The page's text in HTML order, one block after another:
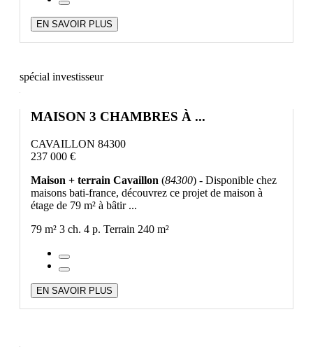
EN SAVOIR PLUS
spécial investisseur
MAISON 3 CHAMBRES À ...
CAVAILLON 84300
237 000 €
Maison + terrain Cavaillon (84300) - Disponible chez
maisons bati-france, découvrez ce projet de maison à
étage de 79 m² à bâtir ...
79 m² 3 ch. 4 p. Terrain 240 m²
EN SAVOIR PLUS